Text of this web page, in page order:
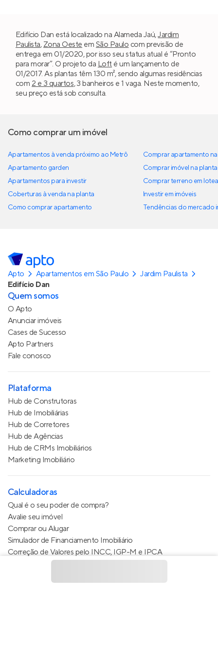
Edifício Dan está localizado na Alameda Jaú,Jardim
Paulista, Zona Oeste em São Paulo com previsão de
entrega em 01/2020, por isso seu status atual é “Pronto
para morar”. O projeto da Lofté um lançamento de
01/2017. As plantas têm 130 m², sendo algumas residências
com 2 e 3 quartos, 3 banheiros e 1 vaga. Neste momento,
seu preço está sob consulta.
Como comprar um imóvel
Apartamentos à venda próximo ao Metrô
Apartamento garden
Apartamentos para investir
Coberturas à venda na planta
Como comprar apartamento
Comprar apartamento
Comprar imóvel na planta
Comprar terreno em
Investir em imóveis
Tendências do mercado
Apto Apartamentos em São Paulo
Jardim Paulista
Edifício Dan
Quem somos
O Apto
Anunciar imóveis
Cases de Sucesso
Apto Partners
Fale conosco
Plataforma
Hub de Construtoras
Hub de Imobiliárias
Hub de Corretores
Hub de Agências
Hub de CRMs Imobiliários
Marketing Imobiliário
Calculadoras
Qual é o seu poder de compra?
Avalie seu imóvel
Comprar ou Alugar
Simulador de Financiamento Imobiliário
Correção de Valores pelo INCC, IGP-M e IPCA
Estimativa de valor do condomínio